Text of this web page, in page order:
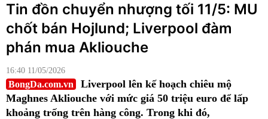
Tin đồn chuyển nhượng tối 11/5: MU
chốt bán Hojlund; Liverpool đàm
phán mua Akliouche
16:40 11/05/2026
BongDa.com.vn
Liverpool lên kế hoạch chiêu mộ
Maghnes Akliouche với mức giá 50 triệu euro để lấp
khoảng trống trên hàng công. Trong khi đó,